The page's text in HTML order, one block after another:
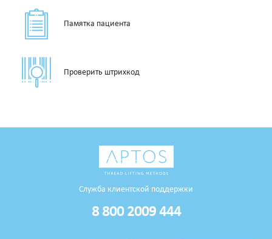
Памятка пациента
Проверить штрихкод
Служба клиентской поддержки
8 800 2009 444